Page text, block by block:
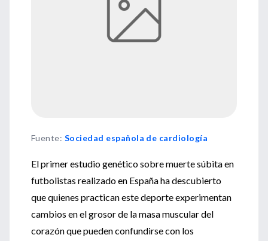
Fuente: Sociedad española de cardiología
El primer estudio genético sobre muerte súbita en
futbolistas realizado en España ha descubierto
que quienes practican este deporte experimentan
cambios en el grosor de la masa muscular del
corazón que pueden confundirse con los